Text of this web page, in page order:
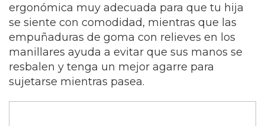
ergonómica muy adecuada para que tu hija
se siente con comodidad, mientras que las
empuñaduras de goma con relieves en los
manillares ayuda a evitar que sus manos se
resbalen y tenga un mejor agarre para
sujetarse mientras pasea.